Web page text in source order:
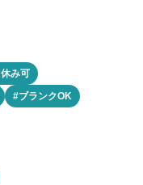
み可
#ブランクOK